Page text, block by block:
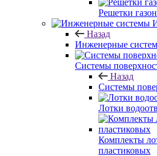
Решетки
Назад
Инженерные
Системы
Назад
Системы
Лотки
Комплекты
пластиковых